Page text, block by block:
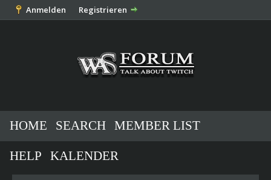
Anmelden Registrieren
HOME SEARCH MEMBER LIST
HELP KALENDER